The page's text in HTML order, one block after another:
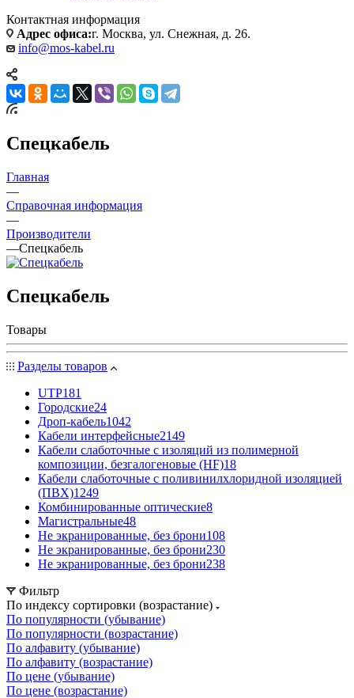
Контактная информация
Адрес офиса:г. Москва, ул. Снежная, д. 26.
info@mos-kabel.ru
Спецкабель
Главная
—
Справочная информация
—
Производители
—Спецкабель
Спецкабель
Товары
Разделы товаров
UTP181
Городские24
Дроп-кабель1042
Кабели интерфейсные2149
Кабели слаботочные с изоляций из полимерной
композиции, безгалогеновые (HF)18
Кабели слаботочные с поливинилхлоридной изоляцией
(ПВХ)1249
Комбинированные оптические8
Магистральные48
Не экранированные, без брони108
Не экранированные, без брони230
Не экранированные, без брони238
Фильтр
По индексу сортировки (возрастание)
По популярности (убывание)
По популярности (возрастание)
По алфавиту (убывание)
По алфавиту (возрастание)
По цене (убывание)
По цене (возрастание)